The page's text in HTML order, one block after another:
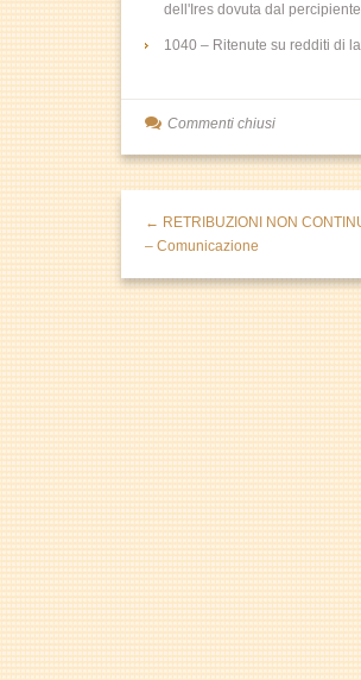
dell'Ires dovuta dal percipiente
1040 – Ritenute su redditi di
Commenti chiusi
← RETRIBUZIONI NON
– Comunicazione